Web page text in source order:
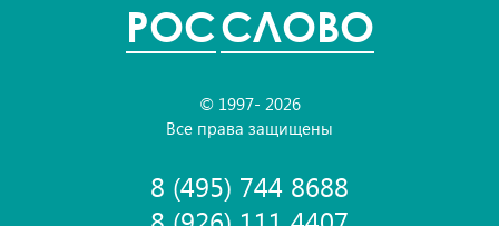
POCСЛОВО
© 1997- 2026
Все права защищены
8 (495) 744 8688